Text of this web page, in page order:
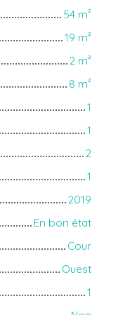
54 m²
19 m²
2 m²
8 m²
1
1
2
1
2019
En bon état
Cour
Ouest
1